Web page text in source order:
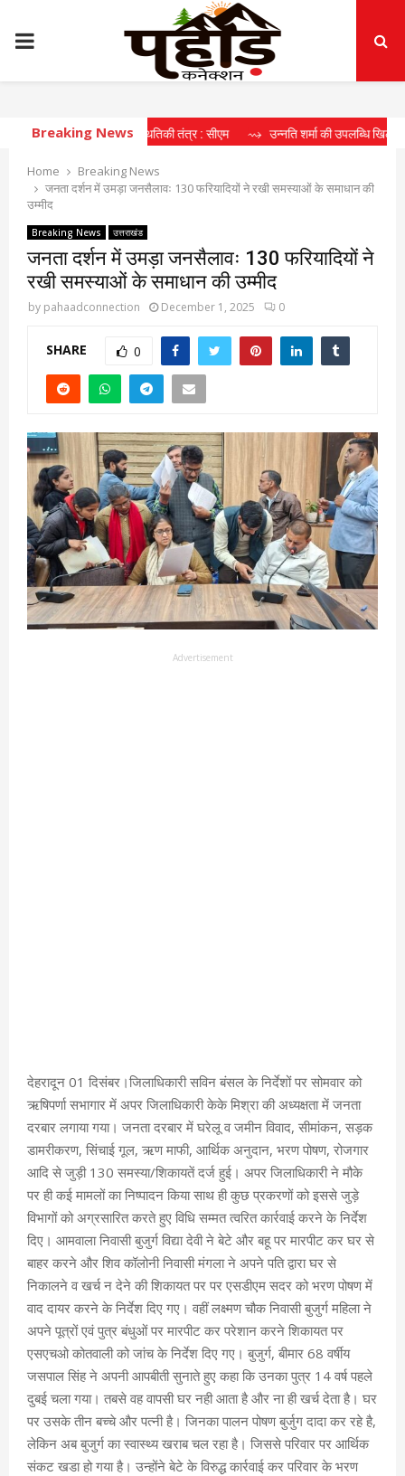
PRIMARY
MENU
Breaking News
खेल पारिस्थितिकी तंत्र : सीएम ⇝ उन्नति शर्मा की उपलब्धि खिलाड़ियों के लिए
Home
Breaking News
जनता दर्शन में उमड़ा जनसैलावः 130 फरियादियों ने रखी समस्याओं के समाधान की
उम्मीद
Breaking News उत्तराखंड
जनता दर्शन में उमड़ा जनसैलावः 130 फरियादियों ने
रखी समस्याओं के समाधान की उम्मीद
by pahaadconnection December 1, 2025 0
SHARE 0
Advertisement
देहरादून 01 दिसंबर।जिलाधिकारी सविन बंसल के निर्देशों पर सोमवार को
ऋषिपर्णा सभागार में अपर जिलाधिकारी केके मिश्रा की अध्यक्षता में जनता
दरबार लगाया गया। जनता दरबार में घरेलू व जमीन विवाद, सीमांकन, सड़क
डामरीकरण, सिंचाई गूल, ऋण माफी, आर्थिक अनुदान, भरण पोषण, रोजगार
आदि से जुड़ी 130 समस्या/शिकायतें दर्ज हुई। अपर जिलाधिकारी ने मौके
पर ही कई मामलों का निष्पादन किया साथ ही कुछ प्रकरणों को इससे जुड़े
विभागों को अग्रसारित करते हुए विधि सम्मत त्वरित कार्रवाई करने के निर्देश
दिए। आमवाला निवासी बुजुर्ग विद्या देवी ने बेटे और बहू पर मारपीट कर घर से
बाहर करने और शिव कॉलोनी निवासी मंगला ने अपने पति द्वारा घर से
निकालने व खर्च न देने की शिकायत पर पर एसडीएम सदर को भरण पोषण में
वाद दायर करने के निर्देश दिए गए। वहीं लक्ष्मण चौक निवासी बुजुर्ग महिला ने
अपने पूत्रों एवं पुत्र बंधुओं पर मारपीट कर परेशान करने शिकायत पर
एसएचओ कोतवाली को जांच के निर्देश दिए गए। बुजुर्ग, बीमार 68 वर्षीय
जसपाल सिंह ने अपनी आपबीती सुनाते हुए कहा कि उनका पुत्र 14 वर्ष पहले
दुबई चला गया। तबसे वह वापसी घर नही आता है और ना ही खर्च देता है। घर
पर उसके तीन बच्चे और पत्नी है। जिनका पालन पोषण बुर्जुग दादा कर रहे है,
लेकिन अब बुजुर्ग का स्वास्थ्य खराब चल रहा है। जिससे परिवार पर आर्थिक
संकट खडा हो गया है। उन्होंने बेटे के विरुद्ध कार्रवाई कर परिवार के भरण